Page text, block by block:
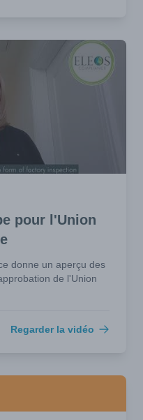
pour l'Union
donne un aperçu des
de l'Union
Regarder la vidéo